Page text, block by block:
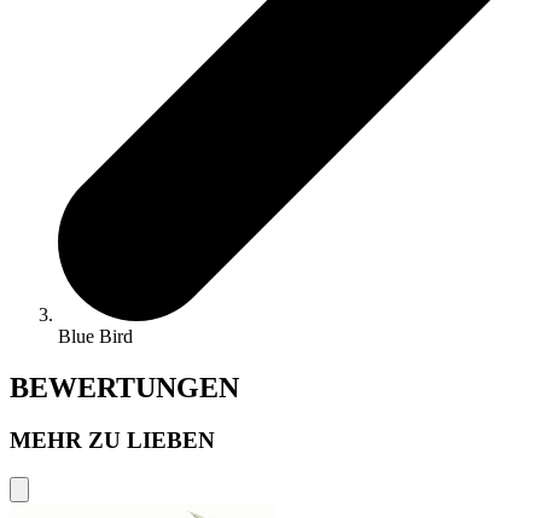
Blue Bird
BEWERTUNGEN
MEHR ZU LIEBEN